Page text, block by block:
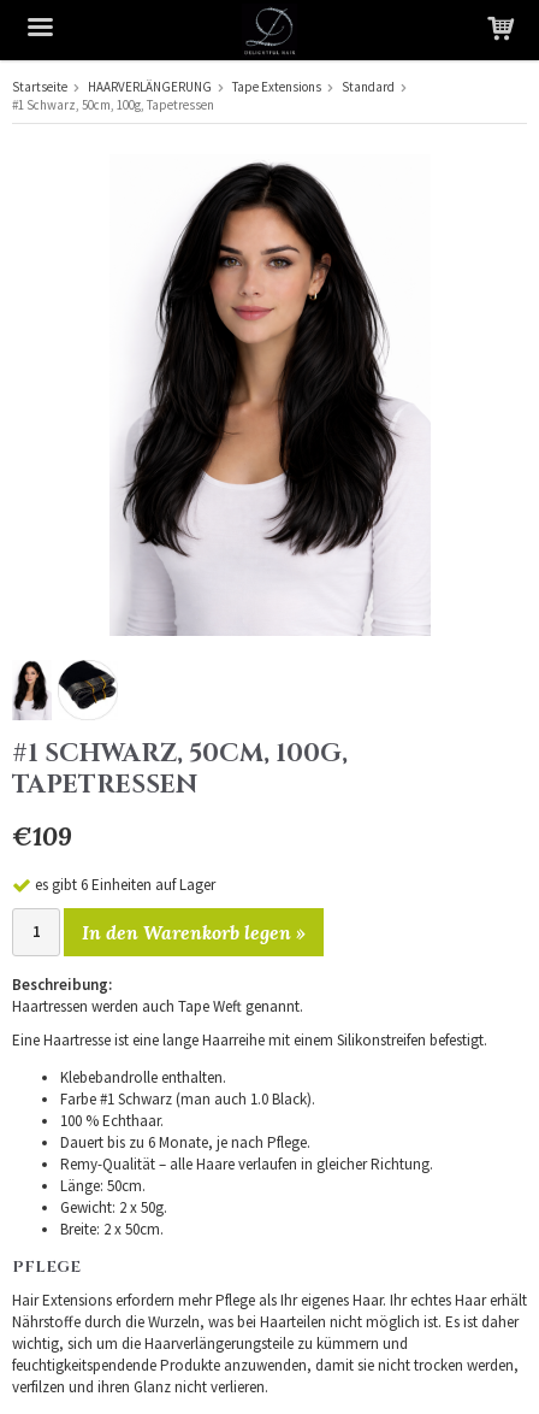
Das Produkt wurde in Ihren Warenkorb gelegt
Startseite HAARVERLÄNGERUNG Tape Extensions
Standard
#1 Schwarz, 50cm, 100g, Tapetressen
#1 SCHWARZ, 50CM, 100G,
TAPETRESSEN
€109
es gibt 6 Einheiten auf Lager
In den Warenkorb legen »
Beschreibung:
Haartressen werden auch Tape Weft genannt.
Eine Haartresse ist eine lange Haarreihe mit einem Silikonstreifen befestigt.
Klebebandrolle enthalten.
Farbe #1 Schwarz (man auch 1.0 Black).
100 % Echthaar.
Dauert bis zu 6 Monate, je nach Pflege.
Remy-Qualität – alle Haare verlaufen in gleicher Richtung.
Länge: 50cm.
Gewicht: 2 x 50g.
Breite: 2 x 50cm.
PFLEGE
Hair Extensions erfordern mehr Pflege als Ihr eigenes Haar. Ihr echtes Haar erhält
Nährstoffe durch die Wurzeln, was bei Haarteilen nicht möglich ist. Es ist daher
wichtig, sich um die Haarverlängerungsteile zu kümmern und
feuchtigkeitspendende Produkte anzuwenden, damit sie nicht trocken werden,
verfilzen und ihren Glanz nicht verlieren.